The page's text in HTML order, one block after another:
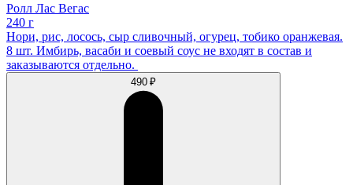
Ролл Лас Вегас
240 г
Нори, рис, лосось, сыр сливочный, огурец, тобико оранжевая.
8 шт. Имбирь, васаби и соевый соус не входят в состав и
заказываются отдельно.
490 ₽